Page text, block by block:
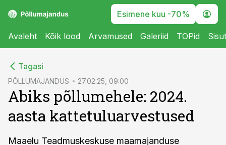
Esimene kuu -70%
Avaleht Kõik lood Arvamused Galeriid TOPid
Tagasi
PÕLLUMAJANDUS 27.02.25, 09:00
Abiks põllumehele: 2024.
aasta kattetuluarvestused
Maaelu Teadmuskeskuse maamajanduse